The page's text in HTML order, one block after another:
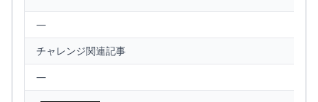
—
チャレンジ関連記事
—